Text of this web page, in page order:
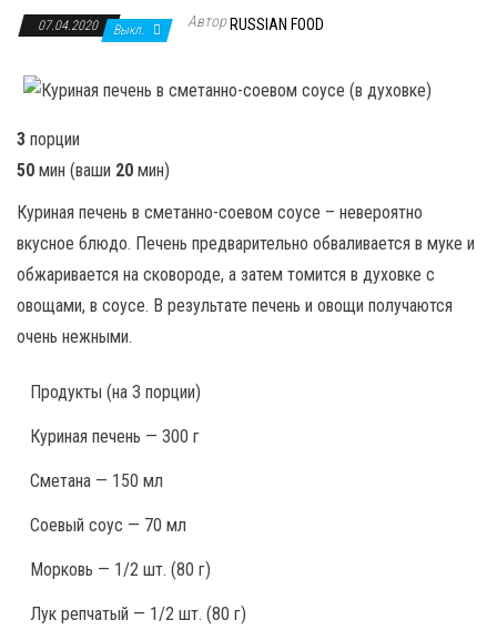
07.04.2020 Выкл. Автор RUSSIAN FOOD
3 порции
50 мин (ваши 20 мин)
Куриная печень в сметанно-соевом соусе – невероятно
вкусное блюдо. Печень предварительно обваливается в муке и
обжаривается на сковороде, а затем томится в духовке с
овощами, в соусе. В результате печень и овощи получаются
очень нежными.
Продукты (на 3 порции)
Куриная печень — 300 г
Сметана — 150 мл
Соевый соус — 70 мл
Морковь — 1/2 шт. (80 г)
Лук репчатый — 1/2 шт. (80 г)